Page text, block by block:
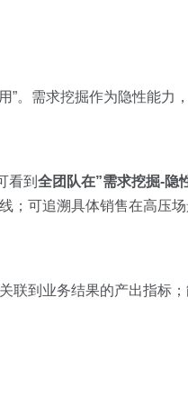
”。需求挖掘作为隐性能力
看到 全团队在”需求挖掘-隐
；可追溯具体销售在高压
联到业务结果的产出指标